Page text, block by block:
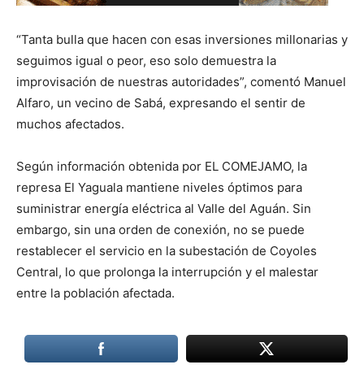
“Tanta bulla que hacen con esas inversiones millonarias y
seguimos igual o peor, eso solo demuestra la
improvisación de nuestras autoridades”, comentó Manuel
Alfaro, un vecino de Sabá, expresando el sentir de
muchos afectados.
Según información obtenida por EL COMEJAMO, la
represa El Yaguala mantiene niveles óptimos para
suministrar energía eléctrica al Valle del Aguán. Sin
embargo, sin una orden de conexión, no se puede
restablecer el servicio en la subestación de Coyoles
Central, lo que prolonga la interrupción y el malestar
entre la población afectada.